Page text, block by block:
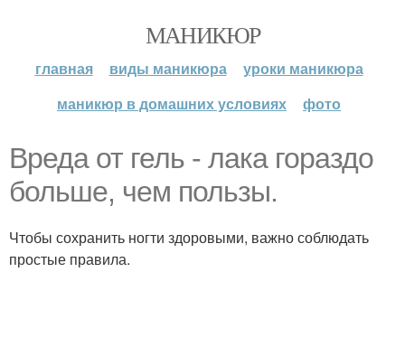
МАНИКЮР
главная виды маникюра
уроки маникюра
маникюр в домашних условиях
фото
Вреда от гель - лака гораздо
больше, чем пользы.
Чтобы сохранить ногти здоровыми, важно соблюдать
простые правила.